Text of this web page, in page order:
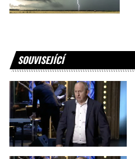
SOUVISEJÍCÍ